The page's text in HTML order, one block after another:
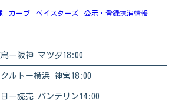
カープ ベイスターズ
公示・登録抹消情報
ー阪神 マツダ18:00
ルトー横浜 神宮18:00
ー読売 バンテリン14:00